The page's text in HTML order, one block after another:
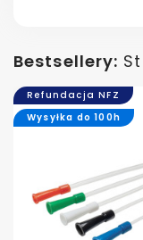
Bestsellery:
Refundacja NFZ
Wysyłka do 100h